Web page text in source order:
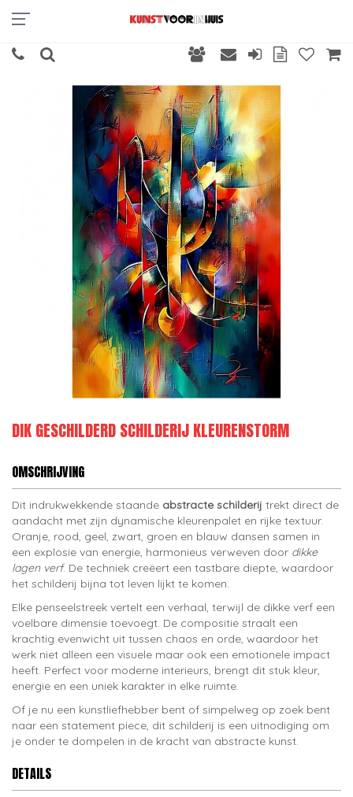
DIK GESCHILDERD SCHILDERIJ KLEURENSTORM
OMSCHRIJVING
Dit indrukwekkende staande abstracte schilderij trekt direct de
aandacht met zijn dynamische kleurenpalet en rijke textuur.
Oranje, rood, geel, zwart, groen en blauw dansen samen in
een explosie van energie, harmonieus verweven door dikke
lagen verf. De techniek creëert een tastbare diepte, waardoor
het schilderij bijna tot leven lijkt te komen.
Elke penseelstreek vertelt een verhaal, terwijl de dikke verf een
voelbare dimensie toevoegt. De compositie straalt een
krachtig evenwicht uit tussen chaos en orde, waardoor het
werk niet alleen een visuele maar ook een emotionele impact
heeft. Perfect voor moderne interieurs, brengt dit stuk kleur,
energie en een uniek karakter in elke ruimte.
Of je nu een kunstliefhebber bent of simpelweg op zoek bent
naar een statement piece, dit schilderij is een uitnodiging om
je onder te dompelen in de kracht van abstracte kunst.
DETAILS